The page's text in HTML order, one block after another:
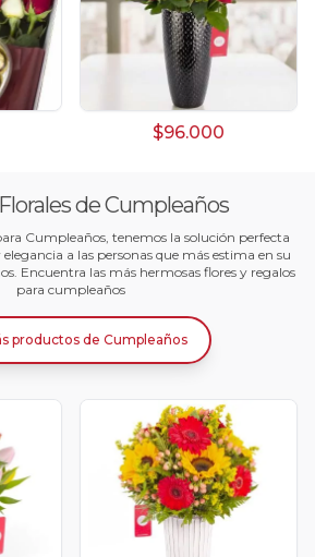
$96.000
de Cumpleaños
Cumpleaños, tenemos la solución perfecta
a las personas que más estima en su
Encuentra las más hermosas flores y regalos
para cumpleaños
productos de Cumpleaños